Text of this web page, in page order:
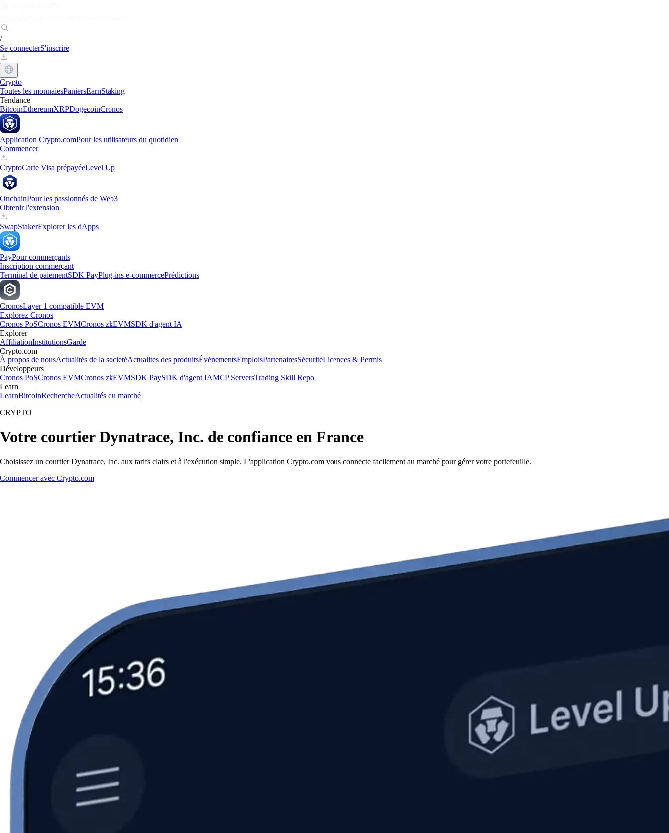
/
Se connecterS'inscrire
Crypto
Toutes les monnaiesPaniersEarnStaking
Tendance
BitcoinEthereumXRPDogecoinCronos
Application Crypto.comPour les utilisateurs du quotidien
Commencer
CryptoCarte Visa prépayéeLevel Up
OnchainPour les passionnés de Web3
Obtenir l'extension
SwapStakerExplorer les dApps
PayPour commerçants
Inscription commerçant
Terminal de paiementSDK PayPlug-ins e-commercePrédictions
CronosLayer 1 compatible EVM
Explorez Cronos
Cronos PoSCronos EVMCronos zkEVMSDK d'agent IA
Explorer
AffiliationInstitutionsGarde
Crypto.com
À propos de nousActualités de la sociétéActualités des produitsÉvénementsEmploisPartenairesSécuritéLicences & Permis
Développeurs
Cronos PoSCronos EVMCronos zkEVMSDK PaySDK d'agent IAMCP ServersTrading Skill Repo
Learn
LearnBitcoinRechercheActualités du marché
CRYPTO
Votre courtier Dynatrace, Inc. de confiance en France
Choisissez un courtier Dynatrace, Inc. aux tarifs clairs et à l'exécution simple. L'application Crypto.com vous connecte facilement au marché pour gérer votre portefeuille.
Commencer avec Crypto.com